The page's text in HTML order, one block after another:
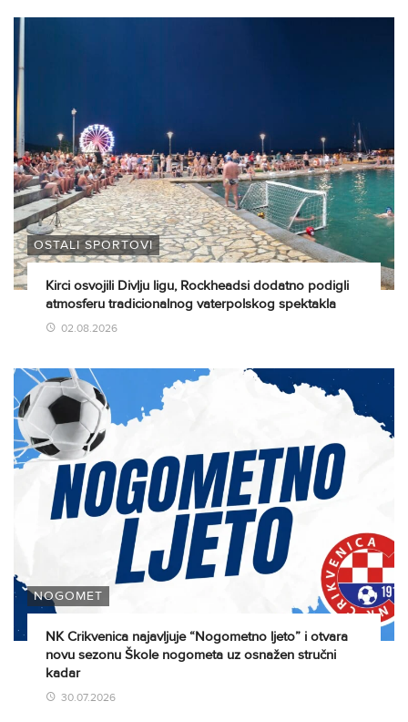
OSTALI SPORTOVI
Kirci osvojili Divlju ligu, Rockheadsi dodatno podigli
atmosferu tradicionalnog vaterpolskog spektakla
02.08.2026
NOGOMET
NK Crikvenica najavljuje “Nogometno ljeto” i otvara
novu sezonu Škole nogometa uz osnažen stručni
kadar
30.07.2026